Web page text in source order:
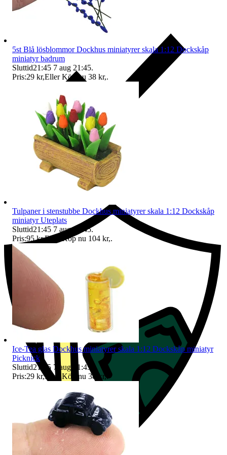
Ersättning om du inte får din vara
5st Blå lösblommor Dockhus miniatyrer skala 1:12 Dockskåp
miniatyr badrum
Sluttid21:45 7 aug 21:45.
Pris:29 kr,Eller Köp nu 38 kr,.
Tulpaner i stenstubbe Dockhus miniatyrer skala 1:12 Dockskåp
miniatyr Uteplats
Sluttid21:45 7 aug 21:45.
Pris:95 kr,Eller Köp nu 104 kr,.
Ice-Tea glas Dockhus miniatyrer skala 1:12 Dockskåp miniatyr
Picknick
Sluttid21:45 7 aug 21:45
Pris:29 kr,Eller Köp nu 38 kr,.